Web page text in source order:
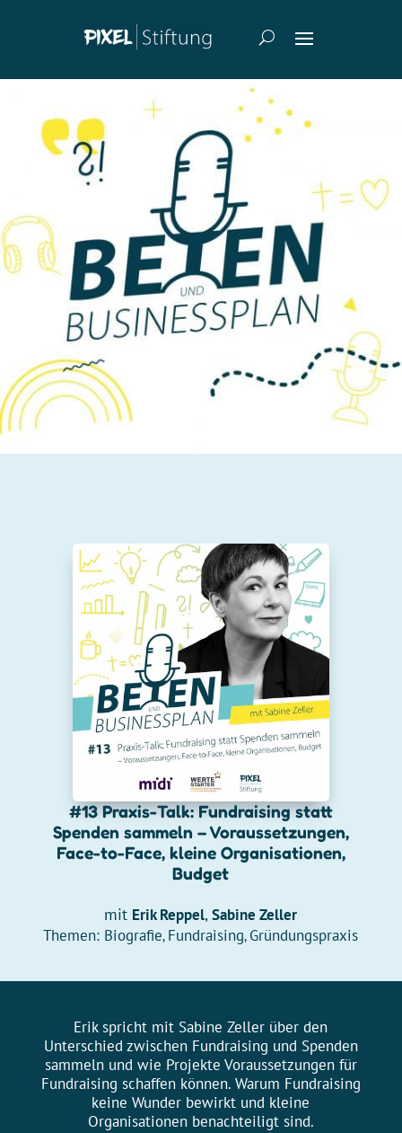
#13 Praxis-Talk: Fundraising statt
Spenden sammeln – Voraussetzungen,
Face-to-Face, kleine Organisationen,
Budget
mit Erik Reppel,Sabine Zeller
Themen: Biografie, Fundraising, Gründungspraxis
Erik spricht mit Sabine Zeller über den
Unterschied zwischen Fundraising und Spenden
sammeln und wie Projekte Voraussetzungen für
Fundraising schaffen können. Warum Fundraising
keine Wunder bewirkt und kleine
Organisationen benachteiligt sind.